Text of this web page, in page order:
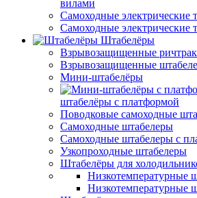
вилами
Самоходные электрические
Самоходные электрические
Штабелёры
Взрывозащищенные
Взрывозащищенные
Мини-штабелёры
штабелёры с платформой
Поводковые самоходные
Самоходные штабелеры
Самоходные штабелеры с
Узкопроходные штабелеры
Штабелёры для
Низкотемпературные
Низкотемпературные